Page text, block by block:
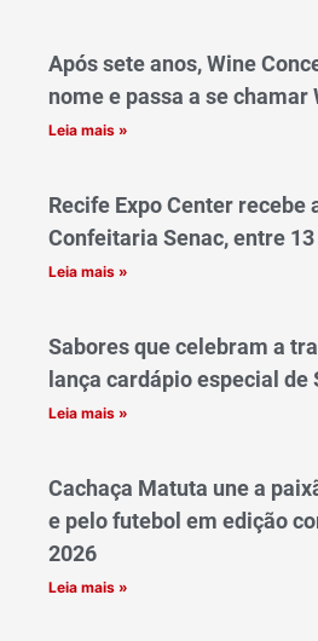
Após sete anos, Wine
nome e passa a se chamar
Leia mais »
Recife Expo Center recebe
Confeitaria Senac, entre
Leia mais »
Sabores que celebram a
lança cardápio especial de
Leia mais »
Cachaça Matuta une a
e pelo futebol em edição
2026
Leia mais »